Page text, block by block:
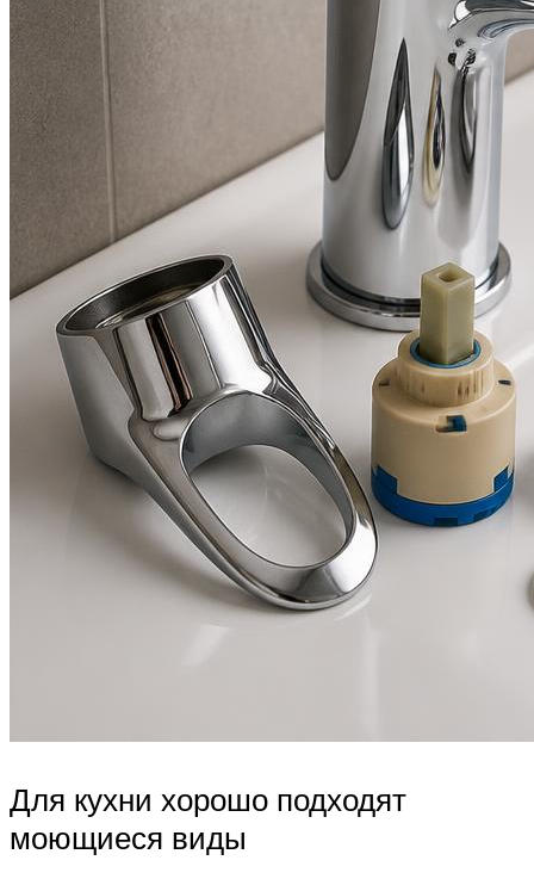
Для кухни хорошо подходят
моющиеся виды